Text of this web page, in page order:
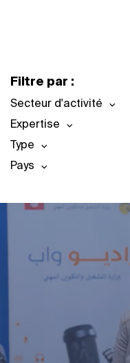
Filtre par :
Secteur d'activité
Expertise
Type
Pays